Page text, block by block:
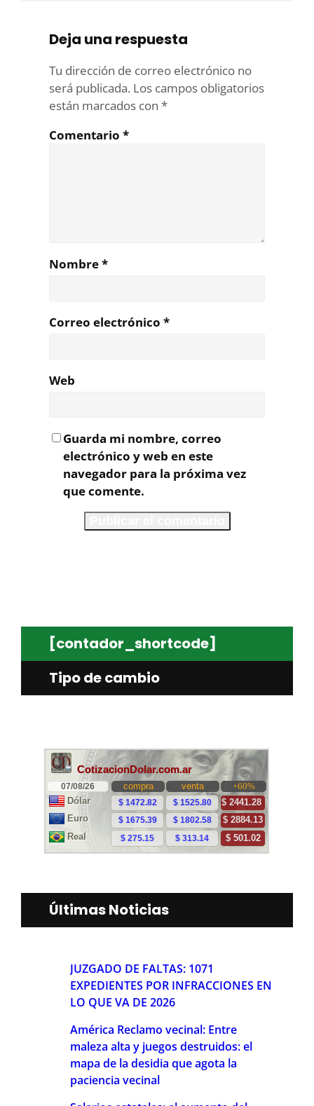
Deja una respuesta
Tu dirección de correo electrónico no
será publicada. Los campos obligatorios
están marcados con *
Comentario *
Nombre*
Correo electrónico *
Web
Guarda mi nombre, correo
electrónico y web en este
navegador para la próxima vez
que comente.
[contador_shortcode]
Tipo de cambio
Últimas Noticias
JUZGADO DE FALTAS: 1071
EXPEDIENTES POR INFRACCIONES EN
LO QUE VA DE 2026
América Reclamo vecinal: Entre
maleza alta y juegos destruidos: el
mapa de la desidia que agota la
paciencia vecinal